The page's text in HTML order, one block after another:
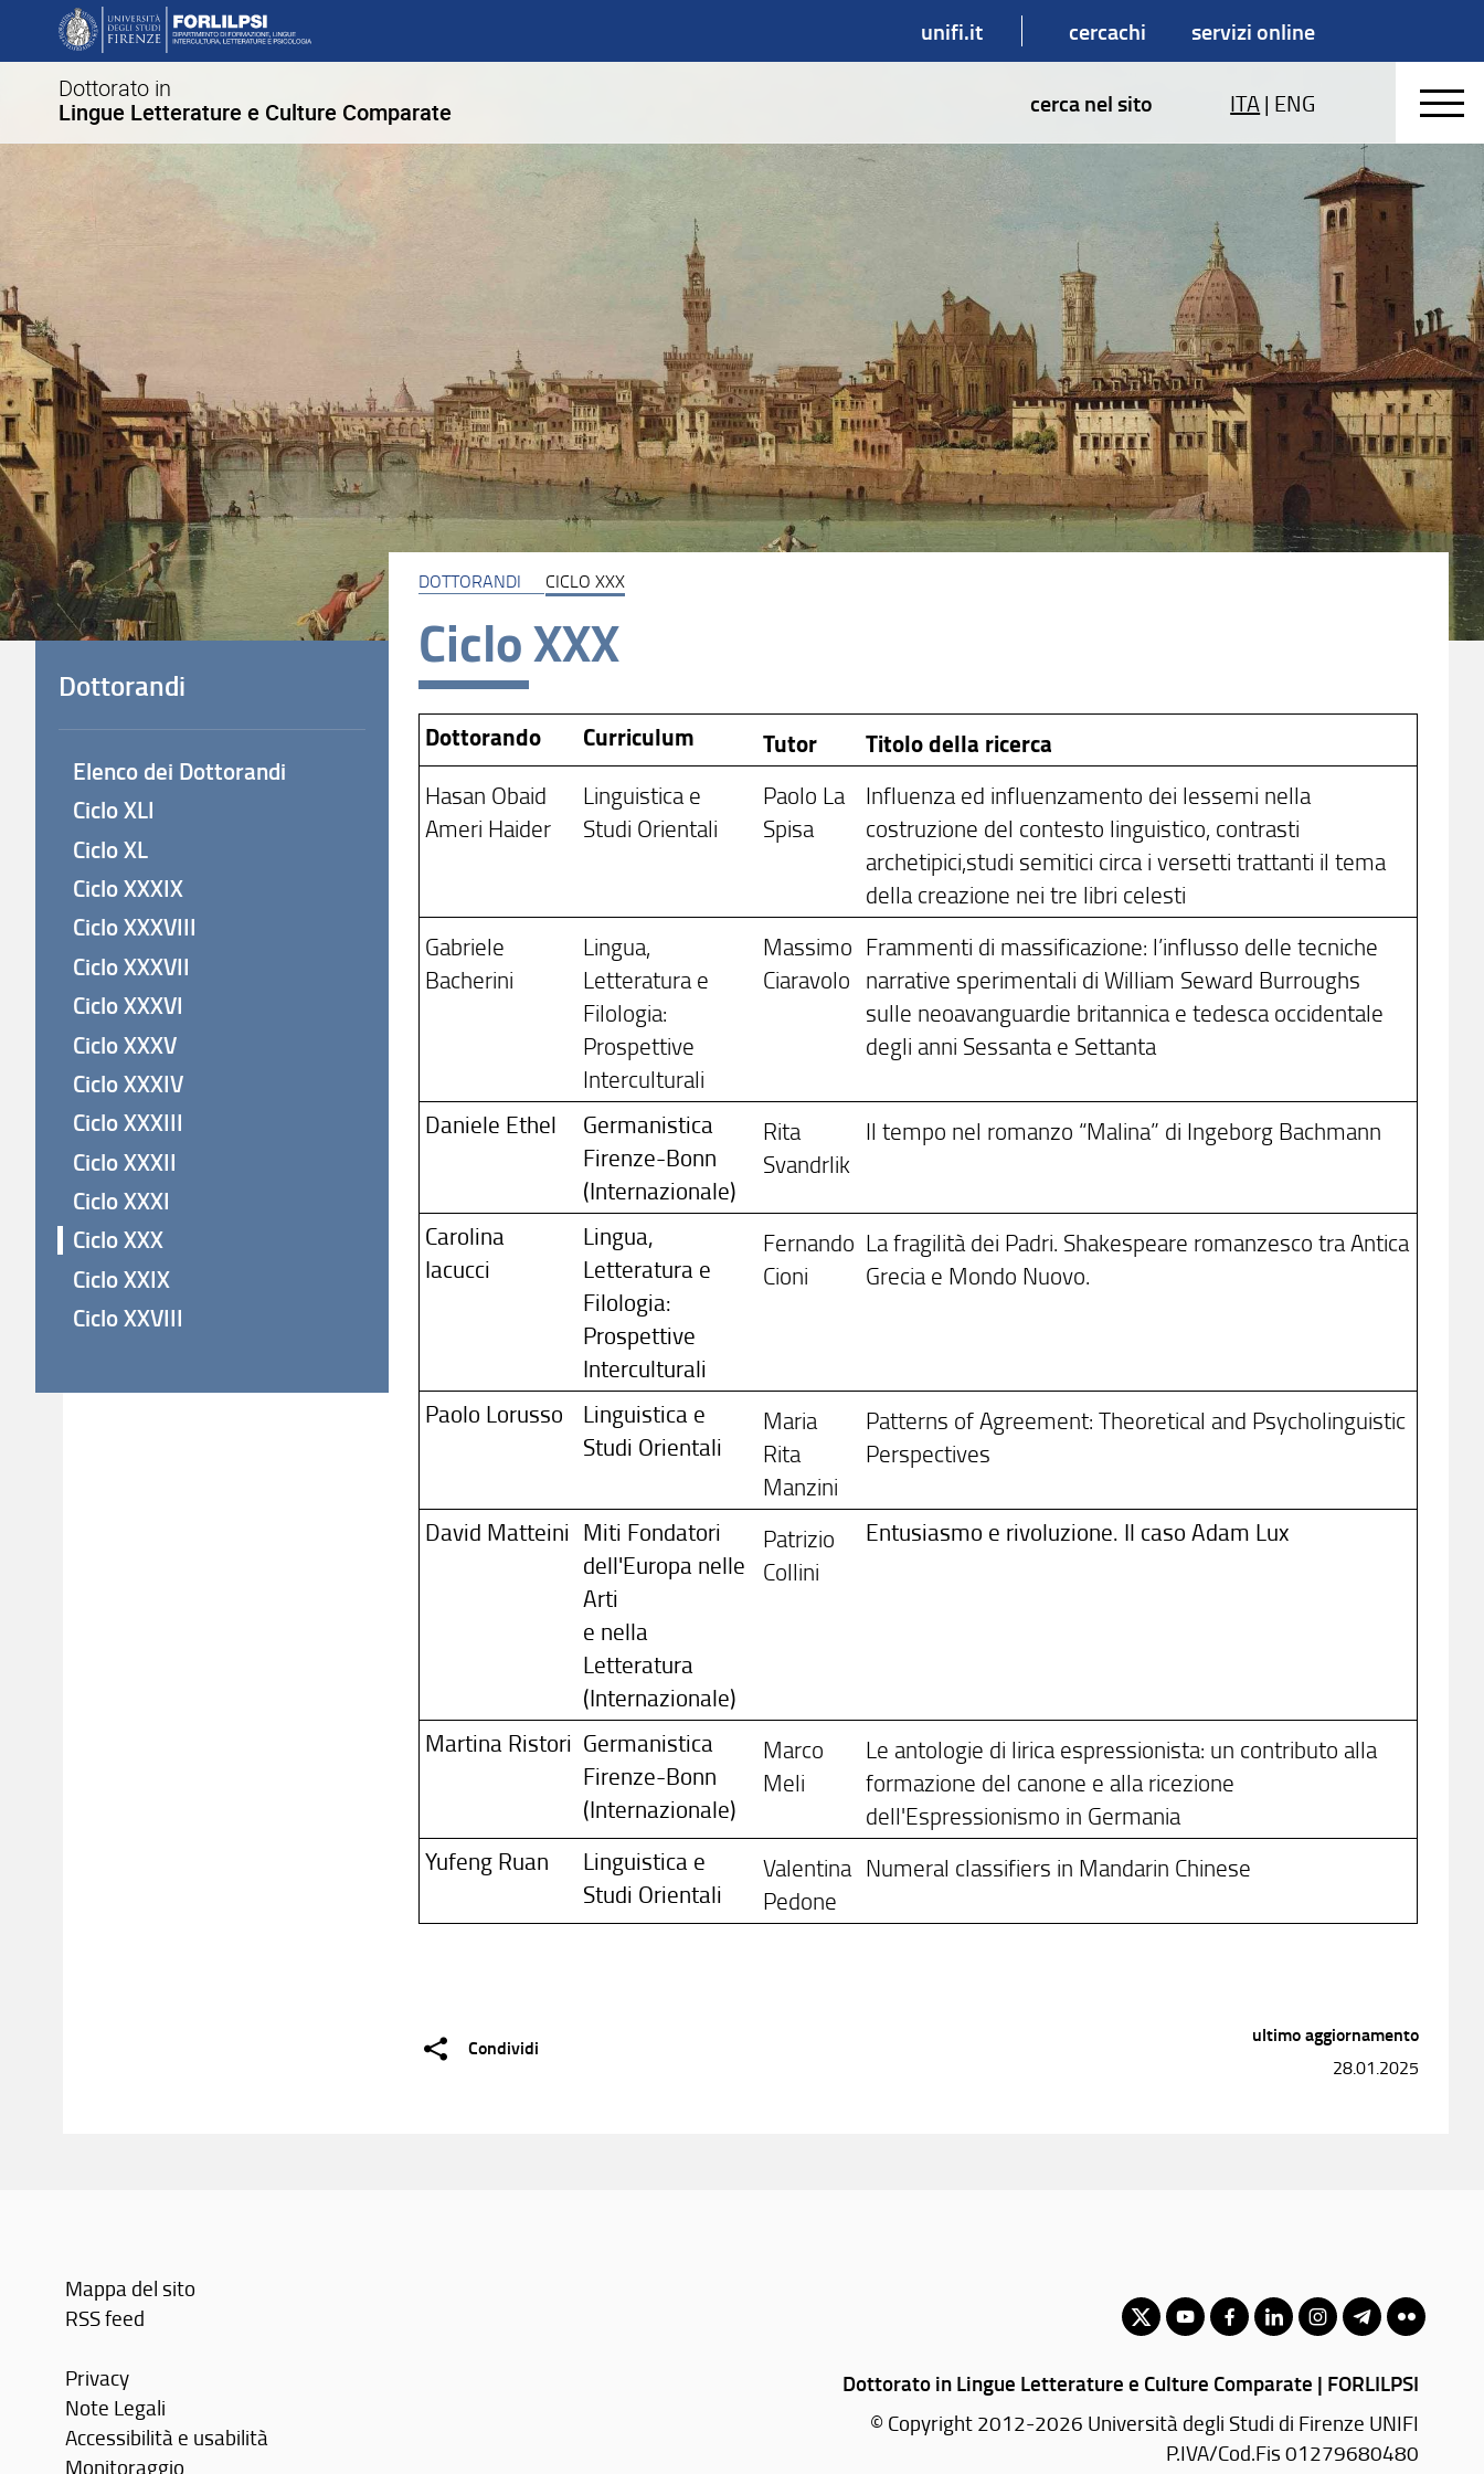
unifi.it cercachi servizi online
Dottorato in
Lingue Letterature e Culture Comparate
cerca nel sito ITA| ENG
DOTTORANDI CICLO XXX
Ciclo XXX
Dottorando Curriculum Tutor Titolo della ricerca
Hasan Obaid
Ameri Haider
Linguistica e
Studi Orientali
Paolo La
Spisa
Influenza ed influenzamento dei lessemi nella
costruzione del contesto linguistico, contrasti
archetipici,studi semitici circa i versetti trattanti il tema
della creazione nei tre libri celesti
Gabriele
Bacherini
Lingua,
Letteratura e
Filologia:
Prospettive
Interculturali
Massimo
Ciaravolo
Frammenti di massificazione: l’influsso delle tecniche
narrative sperimentali di William Seward Burroughs
sulle neoavanguardie britannica e tedesca occidentale
degli anni Sessanta e Settanta
Daniele Ethel
Germanistica
Firenze-Bonn
(Internazionale)
Rita
Svandrlik
Il tempo nel romanzo “Malina” di Ingeborg Bachmann
Carolina
Iacucci
Lingua,
Letteratura e
Filologia:
Prospettive
Interculturali
Fernando
Cioni
La fragilità dei Padri. Shakespeare romanzesco tra Antica
Grecia e Mondo Nuovo.
Paolo Lorusso
Linguistica e
Studi Orientali
Maria
Rita
Manzini
Patterns of Agreement: Theoretical and Psycholinguistic
Perspectives
David Matteini Miti Fondatori
dell'Europa nelle
Arti
e nella
Letteratura
(Internazionale)
Patrizio
Collini
Entusiasmo e rivoluzione. Il caso Adam Lux
Martina Ristori Germanistica
Firenze-Bonn
(Internazionale)
Marco
Meli
Le antologie di lirica espressionista: un contributo alla
formazione del canone e alla ricezione
dell'Espressionismo in Germania
Yufeng Ruan
Linguistica e
Studi Orientali
Valentina
Pedone
Numeral classifiers in Mandarin Chinese
Condividi
Dottorandi
Elenco dei Dottorandi
Ciclo XLI
Ciclo XL
Ciclo XXXIX
Ciclo XXXVIII
Ciclo XXXVII
Ciclo XXXVI
Ciclo XXXV
Ciclo XXXIV
Ciclo XXXIII
Ciclo XXXII
Ciclo XXXI
Ciclo XXX
Ciclo XXIX
Ciclo XXVIII
ultimo aggiornamento
28.01.2025
Mappa del sito
RSS feed
Privacy
Note Legali
Accessibilità e usabilità
Monitoraggio
Dottorato in Lingue Letterature e Culture Comparate | FORLILPSI
© Copyright 2012-2026 Università degli Studi di Firenze UNIFI
P.IVA/Cod.Fis 01279680480